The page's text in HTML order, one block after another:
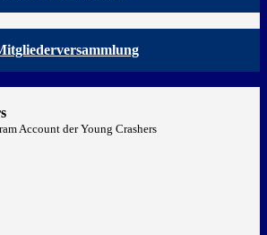
Account der Young Crashers